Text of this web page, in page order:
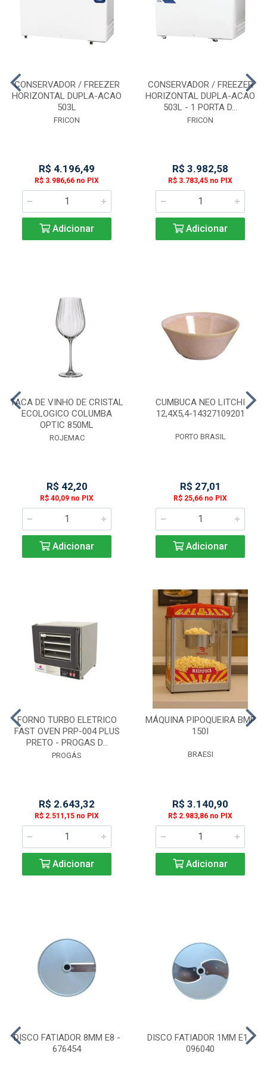
CONSERVADOR / FREEZER
HORIZONTAL DUPLA-ACAO
503L
FRICON
R$ 4.196,49
R$ 3.986,66 no PIX
Adicionar
CONSERVADOR / FREEZER
HORIZONTAL DUPLA-ACAO
503L - 1 PORTA D...
FRICON
R$ 3.982,58
R$ 3.783,45 no PIX
Adicionar
TACA DE VINHO DE CRISTAL
ECOLOGICO COLUMBA
OPTIC 850ML
ROJEMAC
R$ 42,20
R$ 40,09 no PIX
Adicionar
CUMBUCA NEO LITCHI
12,4X5,4-14327109201
PORTO BRASIL
R$ 27,01
R$ 25,66 no PIX
Adicionar
FORNO TURBO ELETRICO
FAST OVEN PRP-004 PLUS
PRETO - PROGAS D...
PROGÁS
R$ 2.643,32
R$ 2.511,15 no PIX
Adicionar
MÁQUINA PIPOQUEIRA BMP
150I
BRAESI
R$ 3.140,90
R$ 2.983,86 no PIX
Adicionar
DISCO FATIADOR 8MM E8 -
676454
DISCO FATIADOR 1MM E1 -
096040